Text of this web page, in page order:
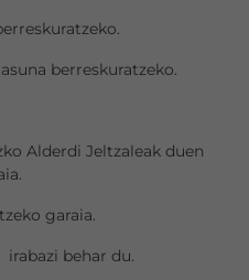
berreskuratzeko.
Alderdi Jeltzaleak duen
garaia.
behar du.